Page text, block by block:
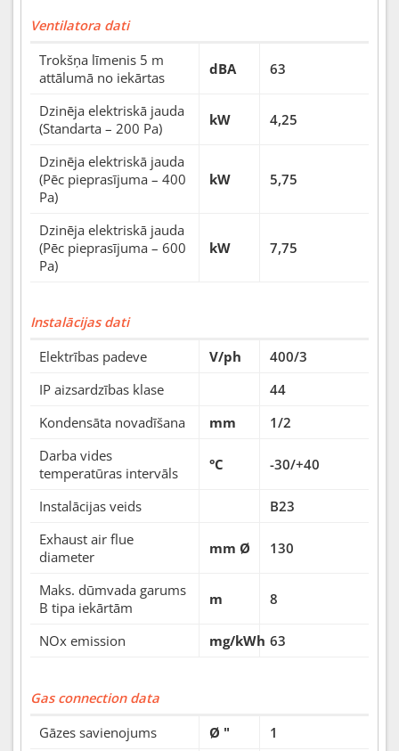
Ventilatora dati
Trokšņa līmenis 5 m
attālumā no iekārtas
dBA 63
Dzinēja elektriskā jauda
(Standarta – 200 Pa)
kW 4,25
Dzinēja elektriskā jauda
(Pēc pieprasījuma – 400
Pa)
kW 5,75
Dzinēja elektriskā jauda
(Pēc pieprasījuma – 600
Pa)
kW 7,75
Instalācijas dati
Elektrības padeve
V/ph
400/3
IP aizsardzības klase
44
Kondensāta novadīšana
mm
1/2
Darba vides
temperatūras intervāls
°C -30/+40
Instalācijas veids
B23
Exhaust air flue
diameter
mm Ø 130
Maks. dūmvada garums
B tipa iekārtām
m 8
NOx emission mg/kWh 63
Gas connection data
Gāzes savienojums
Ø "
1